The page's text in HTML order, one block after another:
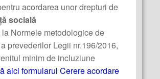
acordarea unor drepturi de
socială
Normele metodologice de
prevederilor Legii nr.196/2016,
minim de incluziune
aici formularul Cerere acordare